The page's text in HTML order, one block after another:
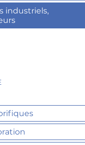
industriels,